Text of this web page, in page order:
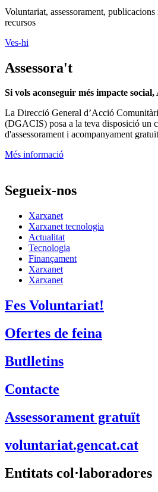
Voluntariat, assessorament,
recursos
Ves-hi
Assessora't
Si vols aconseguir més impacte
La Direcció General d’Acció
(DGACIS) posa a la teva disposició un
d'assessorament i acompanyament
Més informació
Segueix-nos
Xarxanet
Xarxanet tecnologia
Actualitat
Tecnologia
Finançament
Xarxanet
Xarxanet
Fes Voluntariat!
Ofertes de feina
Butlletins
Contacte
Assessorament gratuït
voluntariat.gencat.cat
Entitats col·laboradores